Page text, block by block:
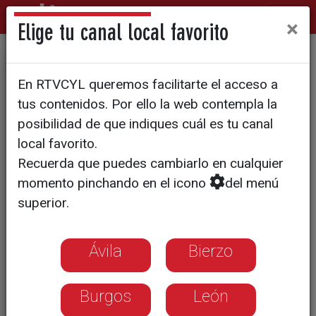
La mujer aún sufre
discriminación en sueldos y
empleo
Más de la mitad de la población
cree que las mujeres aún sufren
El paro sigue siendo el mayor
problema para el 80% de la
población
Elige tu canal local favorito ×
En RTVCYL queremos facilitarte el acceso a
tus contenidos. Por ello la web contempla la
posibilidad de que indiques cuál es tu canal
local favorito.
Recuerda que puedes cambiarlo en cualquier
momento pinchando en el icono
del menú
superior.
Ávila Bierzo
Burgos León